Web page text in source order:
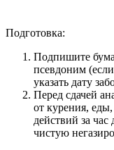
Подготовка:
Подпишите
псевдоним
указать дату
Перед сдачей
от курения,
действий за
чистую